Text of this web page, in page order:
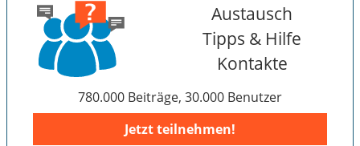
Austausch
Tipps & Hilfe
Kontakte
780.000 Beiträge, 30.000 Benutzer
Jetzt teilnehmen!